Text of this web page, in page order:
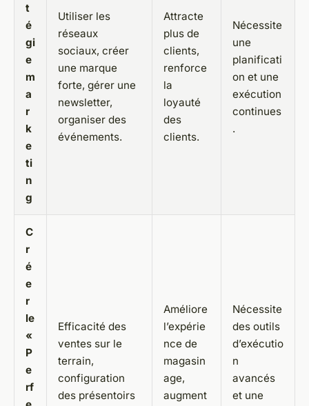
t
é
gi
e
m
a
r
k
e
ti
n
g
Utiliser les
réseaux
sociaux, créer
une marque
forte, gérer une
newsletter,
organiser des
événements.
Attracte
plus de
clients,
renforce
la
loyauté
des
clients.
Nécessite
une
planificati
on et une
exécution
continues
.
C
r
é
e
r
le
«
P
e
rf
Efficacité des
ventes sur le
terrain,
configuration
des présentoirs
Améliore
l’expérie
nce de
magasin
age,
augment
Nécessite
des outils
d’exécutio
n
avancés
et une